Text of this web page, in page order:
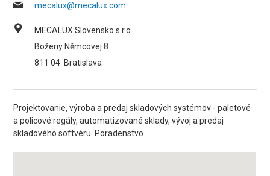
mecalux@mecalux.com
MECALUX Slovensko s.r.o.
Boženy Němcovej 8
811 04 Bratislava
Projektovanie, výroba a predaj skladových systémov - paletové
a policové regály, automatizované sklady, vývoj a predaj
skladového softvéru. Poradenstvo.